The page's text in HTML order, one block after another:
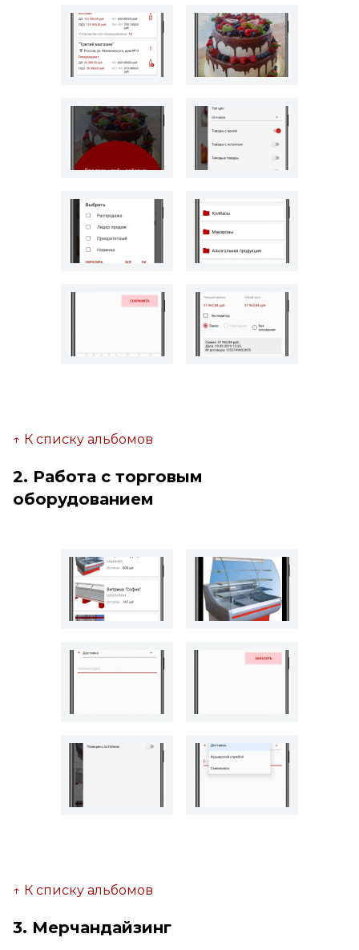
↑ К списку альбомов
2. Работа с торговым
оборудованием
↑ К списку альбомов
3. Мерчандайзинг